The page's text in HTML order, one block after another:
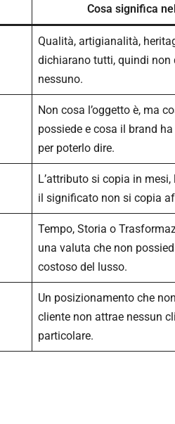
Cosa significa
Qualità, artigianalità,
dichiarano tutti, quindi non
nessuno.
Non cosa l’oggetto è, ma
possiede e cosa il brand
per poterlo dire.
L’attributo si copia in mesi,
il significato non si copia
Tempo, Storia o
una valuta che non
costoso del lusso.
Un posizionamento che
cliente non attrae nessun
particolare.